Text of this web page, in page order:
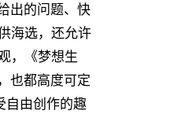
出的问题、快
海选，还允许
，《梦想生
也都高度可定
自由创作的趣